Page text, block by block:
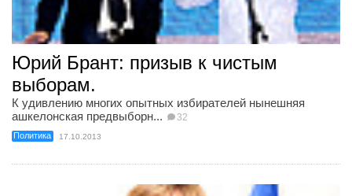
Юрий Брант: призыв к чистым
выборам.
К удивлению многих опытных избирателей нынешняя
ашкелонская предвыборн...
32
Политика 17.10.2013